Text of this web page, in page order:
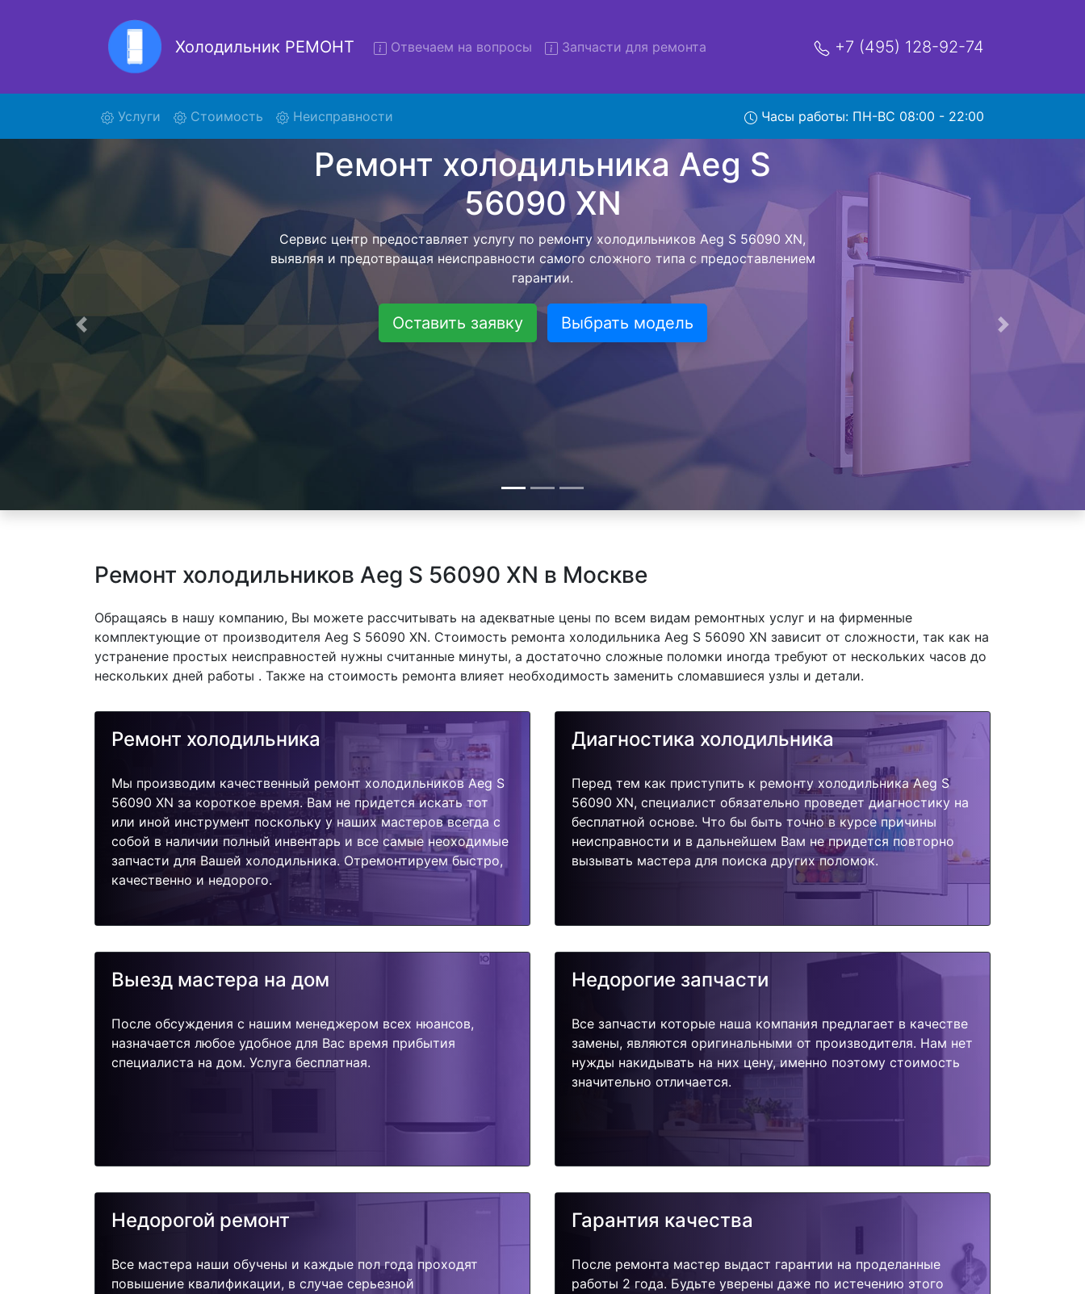
Холодильник РЕМОНТ Отвечаем на вопросы Запчасти для ремонта +7 (495) 128-92-74
Услуги (current)Стоимость Неисправности Часы работы: ПН-ВС 08:00 - 22:00
Ремонт холодильников с вывозом - чтобы клиент не тратил свое время и деньги на
поиски курьерской службы, наш мастер сам заберет холодильник Aeg S 56090 XN
и отвезет в сервисный центр. Ремонт холодильника Aeg S 56090 XN
осуществляется внутри сервисного центра, тем самым Вам не предстоит ожидать
мастера как закончит с ремонтом. Перед тем как холодильная техника сдается,
согласовывается конечная стоимость работ и в дальнейшем фиксируется.
Перечень бесплатных услуг от компании - Доставка холодильников , выезд
специалиста, консультирование и диагностика.
Оставить заявку Выбрать модель
Предыдущая Следующая
Ремонт холодильников Aeg S 56090 XN в Москве
Обращаясь в нашу компанию, Вы можете рассчитывать на адекватные цены по всем видам ремонтных услуг и на фирменные
комплектующие от производителя Aeg S 56090 XN. Стоимость ремонта холодильника Aeg S 56090 XN зависит от сложности, так как на
устранение простых неисправностей нужны считанные минуты, а достаточно сложные поломки иногда требуют от нескольких часов до
нескольких дней работы . Также на стоимость ремонта влияет необходимость заменить сломавшиеся узлы и детали.
Ремонт холодильника
Мы производим качественный ремонт холодильников Aeg S
56090 XN за короткое время. Вам не придется искать тот
или иной инструмент поскольку у наших мастеров всегда с
собой в наличии полный инвентарь и все самые неоходимые
запчасти для Вашей холодильника. Отремонтируем быстро,
качественно и недорого.
Диагностика холодильника
Перед тем как приступить к ремонту холодильника Aeg S
56090 XN, специалист обязательно проведет диагностику на
бесплатной основе. Что бы быть точно в курсе причины
неисправности и в дальнейшем Вам не придется повторно
вызывать мастера для поиска других поломок.
Выезд мастера на дом
После обсуждения с нашим менеджером всех нюансов,
назначается любое удобное для Вас время прибытия
специалиста на дом. Услуга бесплатная.
Недорогие запчасти
Все запчасти которые наша компания предлагает в качестве
замены, являются оригинальными от производителя. Нам нет
нужды накидывать на них цену, именно поэтому стоимость
значительно отличается.
Недорогой ремонт
Все мастера наши обучены и каждые пол года проходят
повышение квалификации, в случае серьезной
Гарантия качества
После ремонта мастер выдаст гарантии на проделанные
работы 2 года. Будьте уверены даже по истечению этого